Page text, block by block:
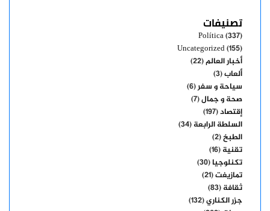
تصنيفات
Política(337)
Uncategorized(155)
أخبار العالم(22)
ألعاب(3)
سياحة و سفر(6)
صحة و جمال(7)
إقتصاد(197)
السلطة الرابعة(34)
الطبخ(2)
تقنية(16)
تكنلوجيا(30)
تمازيغت(21)
ثقافة(83)
جزر الكناري(132)